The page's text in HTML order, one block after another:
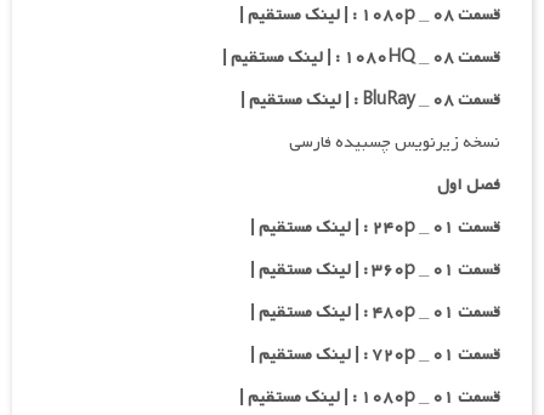
قسمت ۰۸ _ ۱۰۸۰p : | لینک مستقیم |
قسمت ۰۸ _ ۱۰۸۰HQ : | لینک مستقیم |
قسمت ۰۸ _ BluRay : | لینک مستقیم |
نسخه زیرنویس چسبیده فارسی
فصل اول
قسمت ۰۱ _ ۲۴۰p : | لینک مستقیم |
قسمت ۰۱ _ ۳۶۰p : | لینک مستقیم |
قسمت ۰۱ _ ۴۸۰p : | لینک مستقیم |
قسمت ۰۱ _ ۷۲۰p : | لینک مستقیم |
قسمت ۰۱ _ ۱۰۸۰p : | لینک مستقیم |